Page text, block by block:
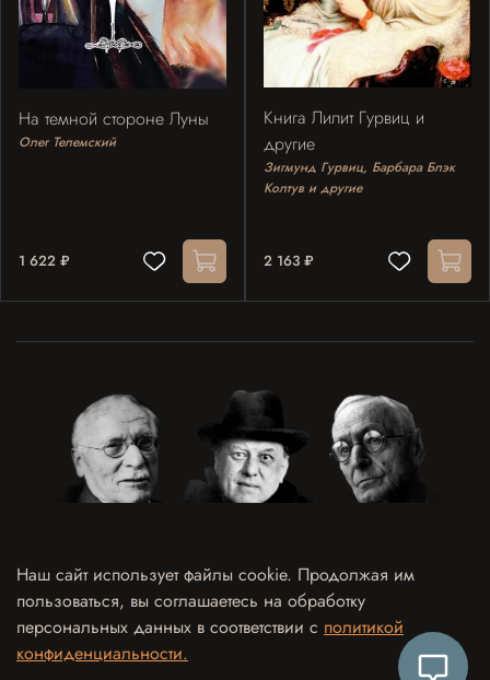
На темной стороне Луны
Олег Телемский
1 622 ₽
Книга Лилит Гурвиц и
другие
Зигмунд Гурвиц, Барбара Блэк
Колтув и другие
2 163 ₽
Договор оферты
Политика конфиденциальности и обработки персональных данных
Согласие на обработку персональных данных
Согласие на рекламно-информационные рассылки
Согласие на использование отзыва в рекламных целях
Наш сайт использует файлы cookie. Продолжая им
пользоваться, вы соглашаетесь на обработку
персональных данных в соответствии с политикой
конфиденциальности.